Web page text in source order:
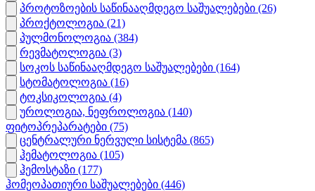
პროტოზოების საწინააღმდეგო საშუალებები (26)
პროქტოლოგია (21)
პულმონოლოგია (384)
რევმატოლოგია (3)
სოკოს საწინააღმდეგო საშუალებები (164)
სტომატოლოგია (16)
ტოკსიკოლოგია (4)
უროლოგია, ნეფროლოგია (140)
ფიტოპრეპარატები (75)
ცენტრალური ნერვული სისტემა (865)
ჰემატოლოგია (105)
ჰემოსტაზი (177)
ჰომეოპათიური საშუალებები (446)